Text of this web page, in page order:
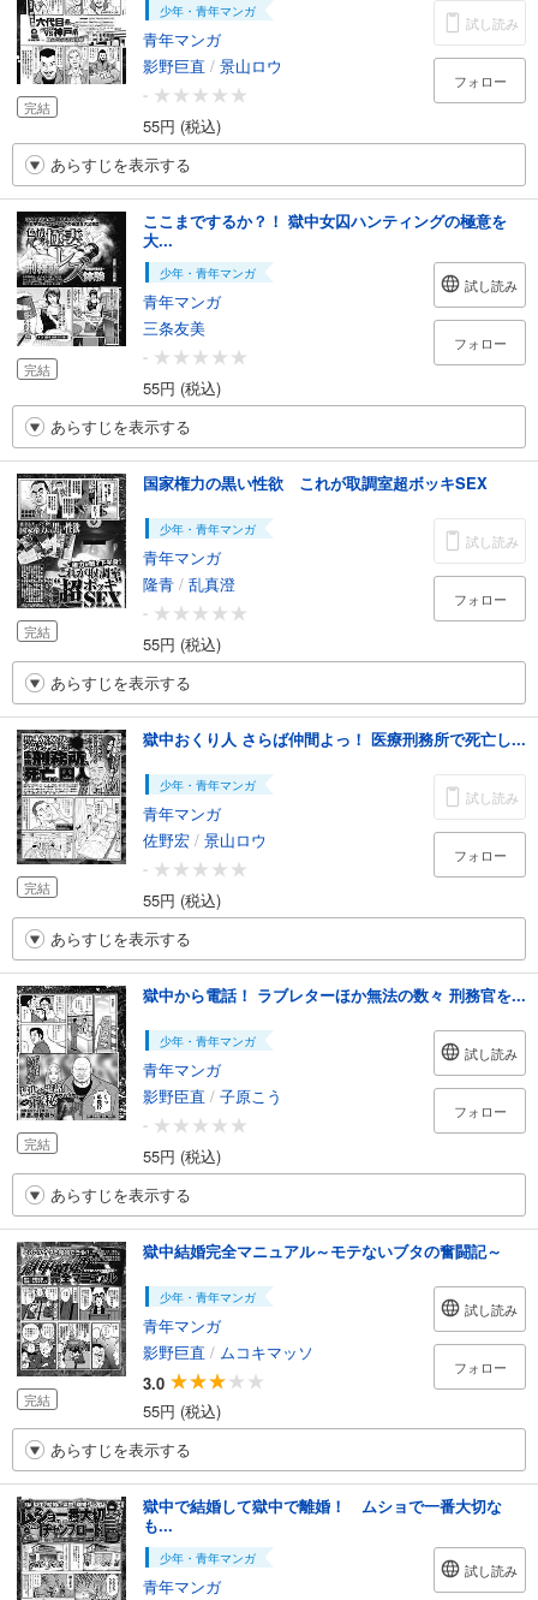
完結
少年・青年マンガ
青年マンガ
影野巨直 / 景山ロウ
-
55円 (税込)
試し読み
フォロー
あらすじを表示する
完結
ここまでするか？！ 獄中女囚ハンティングの極意を
大...
少年・青年マンガ
青年マンガ
三条友美
-
55円 (税込)
試し読み
フォロー
あらすじを表示する
完結
国家権力の黒い性欲 これが取調室超ボッキSEX
少年・青年マンガ
青年マンガ
隆青 / 乱真澄
-
55円 (税込)
試し読み
フォロー
あらすじを表示する
完結
獄中おくり人 さらば仲間よっ！ 医療刑務所で死亡し...
少年・青年マンガ
青年マンガ
佐野宏 / 景山ロウ
-
55円 (税込)
試し読み
フォロー
あらすじを表示する
完結
獄中から電話！ ラブレターほか無法の数々 刑務官を...
少年・青年マンガ
青年マンガ
影野臣直 / 子原こう
-
55円 (税込)
試し読み
フォロー
あらすじを表示する
完結
獄中結婚完全マニュアル～モテないブタの奮闘記～
少年・青年マンガ
青年マンガ
影野巨直 / ムコキマッソ
3.0
55円 (税込)
試し読み
フォロー
あらすじを表示する
獄中で結婚して獄中で離婚！ ムショで一番大切な
も...
少年・青年マンガ
青年マンガ
試し読み